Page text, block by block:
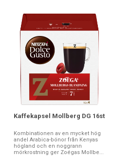
Kaffekapsel Mollberg DG 16st
Kombinationen av en mycket hög
andel Arabica-bönor från Kenyas
högland och en noggrann
mörkrostning ger Zoégas Mollbe...